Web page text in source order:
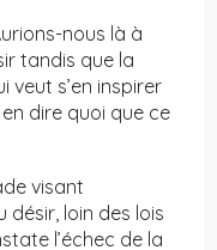
nous là à
tandis que la
veut s’en inspirer
dire quoi que ce
visant
désir, loin des lois
l’échec de la